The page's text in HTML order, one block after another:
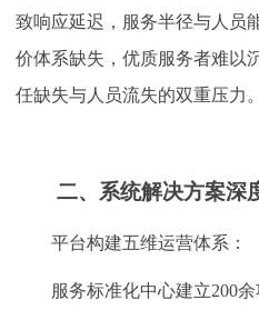
致响应延迟，服务半径与人员
价体系缺失，优质服务者难以
任缺失与人员流失的双重压力
二、 系统解决方案深
平台构建五维运营体系：
服务标准化中心建立200